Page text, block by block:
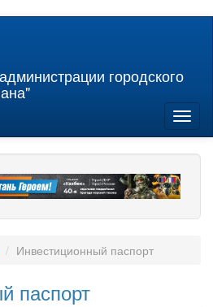
городского
Инвестиционный паспорт
паспорт